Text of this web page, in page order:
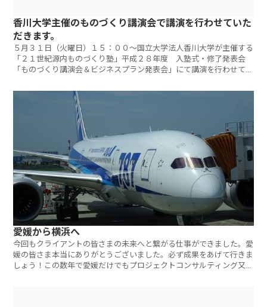
香川大学主催のものづくり講演会で講演を行わせていた
だきます。
５月３１日（火曜日）１５：００～国立大学法人香川大学が主催する
「２１世紀源内ものづくり塾」平成２８年度 入塾式・修了発表会
「ものづくり講演会＆ビジネスプラン発表会」にて講演を行わせてい
愛媛から横浜へ
今回もクライアントの皆さまの未来へと繋がる仕事ができました。愛
媛の皆さま本当にありがとうございました。必ず成果をあげて行きま
しょう！この数年で愛媛だけでもプロジェクトコンサルティング又は